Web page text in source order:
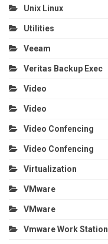
Unix Linux
Utilities
Veeam
Veritas Backup Exec
Video
Video
Video Confencing
Video Confencing
Virtualization
VMware
VMware
Vmware Work Station